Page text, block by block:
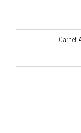
Carnet